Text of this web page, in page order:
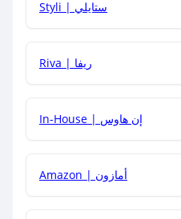
خصم مع العروض الأخرى؟
Styli | ستايلي
Riva | ريفا
In-House | إن هاوس
Amazon | أمازون